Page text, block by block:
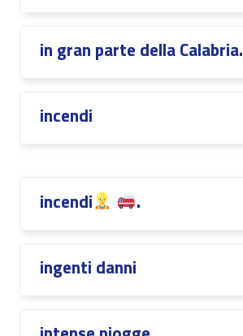
in gran parte della Calabria.
incendi
incendi .
ingenti danni